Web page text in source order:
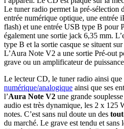
Le tuner radio permet la pré-sélection
entrée numérique optique, une entrée
flash) et une entrée USB type B pour
également une sortie jack 6,35 mm.
type B et la sortie casque se situent
L’Aura Note V2 a une sortie Pré-out
grave ou un amplificateur de
Le lecteur CD, le tuner radio ainsi que
numérique/analogique ainsi que ses
l’Aura Note V2 une grande
audio est très dynamique, les 2 x 125
notes. C’est sans nul doute un des
du marché. Le grave est tendu et sans